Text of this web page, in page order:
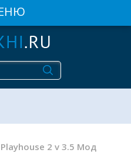
2 v 3.5 Мод